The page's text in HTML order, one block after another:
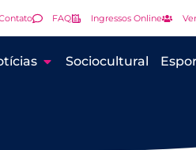
FAQ Ingressos Online
Sociocultural